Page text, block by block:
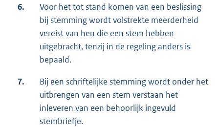
6.
Voor het tot stand komen van een beslissing
bij stemming wordt volstrekte meerderheid
vereist van hen die een stem hebben
uitgebracht, tenzij in de regeling anders is
bepaald.
7.
Bij een schriftelijke stemming wordt onder het
uitbrengen van een stem verstaan het
inleveren van een behoorlijk ingevuld
stembriefje.